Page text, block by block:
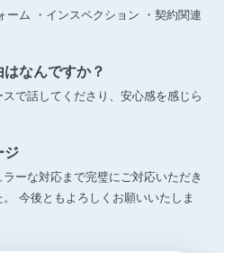
ーム ・インスペクション ・契約関連
なんですか？
で話してくださり、安心感を感じら
ジ
ーな対応まで完璧にご対応いただき
今後ともよろしくお願いいたしま